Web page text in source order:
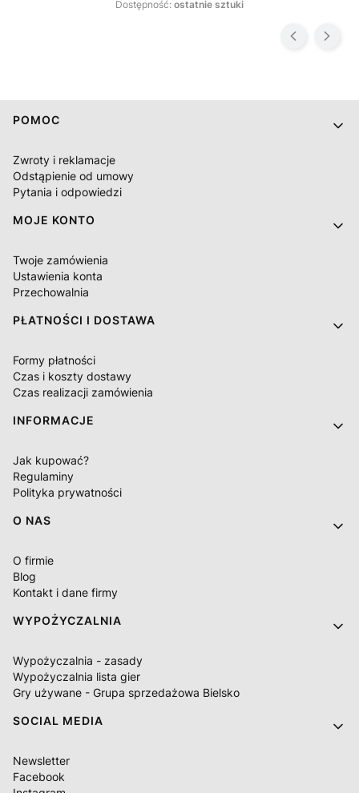
Dostępność: ostatnie sztuki
Linki w stopce
POMOC
Zwroty i reklamacje
Odstąpienie od umowy
Pytania i odpowiedzi
MOJE KONTO
Twoje zamówienia
Ustawienia konta
Przechowalnia
PŁATNOŚCI I DOSTAWA
Formy płatności
Czas i koszty dostawy
Czas realizacji zamówienia
INFORMACJE
Jak kupować?
Regulaminy
Polityka prywatności
O NAS
O firmie
Blog
Kontakt i dane firmy
WYPOŻYCZALNIA
Wypożyczalnia - zasady
Wypożyczalnia lista gier
Gry używane - Grupa sprzedażowa Bielsko
SOCIAL MEDIA
Newsletter
Facebook